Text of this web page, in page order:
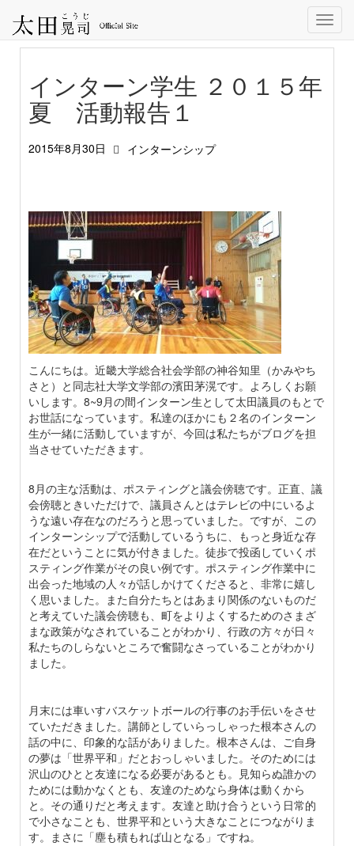
インターン学生 ２０１５年
夏 活動報告１
2015年8月30日 インターンシップ
こんにちは。近畿大学総合社会学部の神谷知里（かみやち
さと）と同志社大学文学部の濱田茅滉です。よろしくお願
いします。8~9月の間インターン生として太田議員のもとで
お世話になっています。私達のほかにも２名のインターン
生が一緒に活動していますが、今回は私たちがブログを担
当させていただきます。
8月の主な活動は、ポスティングと議会傍聴です。正直、議
会傍聴ときいただけで、議員さんとはテレビの中にいるよ
うな遠い存在なのだろうと思っていました。ですが、この
インターンシップで活動しているうちに、もっと身近な存
在だということに気が付きました。徒歩で投函していくポ
スティング作業がその良い例です。ポスティング作業中に
出会った地域の人々が話しかけてくださると、非常に嬉し
く思いました。また自分たちとはあまり関係のないものだ
と考えていた議会傍聴も、町をよりよくするためのさまざ
まな政策がなされていることがわかり、行政の方々が日々
私たちのしらないところで奮闘なさっていることがわかり
ました。
月末には車いすバスケットボールの行事のお手伝いをさせ
ていただきました。講師としていらっしゃった根本さんの
話の中に、印象的な話がありました。根本さんは、ご自身
の夢は「世界平和」だとおっしゃいました。そのためには
沢山のひとと友達になる必要があるとも。見知らぬ誰かの
ためには動かなくとも、友達のためなら身体は動くから
と。その通りだと考えます。友達と助け合うという日常的
で小さなことも、世界平和という大きなことにつながりま
す。まさに「塵も積もれば山となる」ですね。